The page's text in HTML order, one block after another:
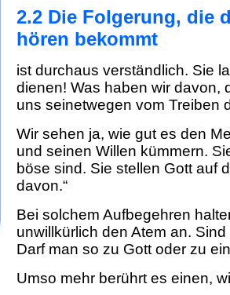
2.2 Die Folgerung, die
hören bekommt
ist durchaus verständlich. Sie
dienen! Was haben wir davon,
uns seinetwegen vom Treiben
Wir sehen ja, wie gut es den
und seinen Willen kümmern.
böse sind. Sie stellen Gott auf
davon.“
Bei solchem Aufbegehren
unwillkürlich den Atem an.
Darf man so zu Gott oder zu
Umso mehr berührt es einen,